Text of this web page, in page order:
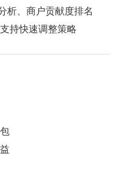
析、商户贡献度排名
持快速调整策略